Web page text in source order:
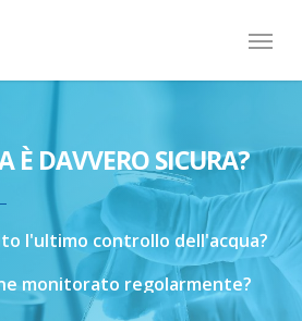
Menu
È DAVVERO SICURA?
l'ultimo controllo dell'acqua?
monitorato regolarmente?